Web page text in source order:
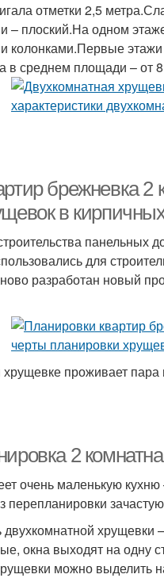
отметки 2,5
– плоский.На одном
колонками.Первые
в среднем площади – от
брежневка
в
панельных
для
разработан новый
проживает
2
очень маленькую
перепланировки
окна выходят на одну
можно выделить